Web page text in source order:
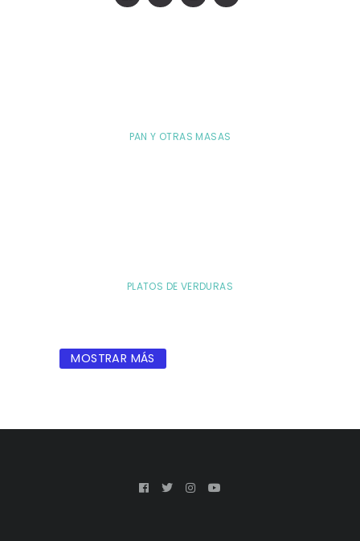
PAN Y OTRAS MASAS
PLATOS DE VERDURAS
MOSTRAR MÁS